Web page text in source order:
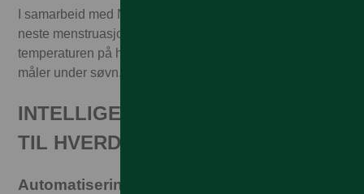
I samarbeid med Natural Cycles får du hjelp til å vite når
neste menstruasjon og eggløsning skjer – ut fra
temperaturen på huden din, som klokkens sensorer
måler under søvn.
INTELLIGENTE AI-FUNKSJONER
TIL HVERDAGEN
Automatisering av svarene dine